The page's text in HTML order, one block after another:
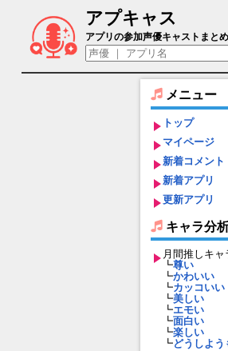
アプキャス
大宰府（声優：野中
アプリの参加声優キャストまとめ
メニュー
トップ
マイページ
新着コメント
新着アプリ
更新アプリ
キャラ分
月間推しキャ
┗尊い
┗かわいい
┗カッコいい
┗美しい
┗エモい
┗面白い
┗楽しい
┗どうしよう